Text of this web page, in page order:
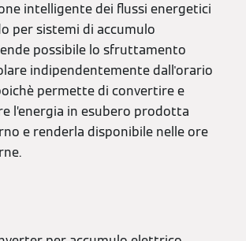
intelligente dei flussi energetici
per sistemi di accumulo
possibile lo sfruttamento
indipendentemente dall'orario
permette di convertire e
l’energia in esubero prodotta
e renderla disponibile nelle ore